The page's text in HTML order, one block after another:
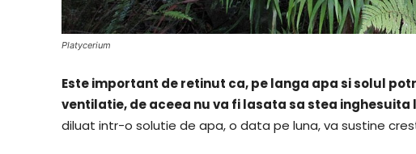
Platycerium
Este important de retinut ca, pe langa apa si solul
ventilatie, de aceea nu va fi lasata sa stea
diluat intr-o solutie de apa, o data pe luna, va sustine